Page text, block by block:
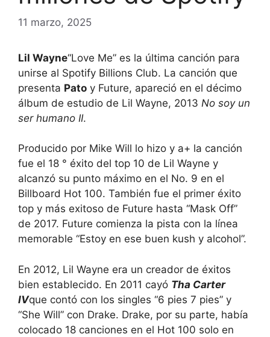
11 marzo, 2025
Lil Wayne“Love Me” es la última canción para
unirse al Spotify Billions Club. La canción que
presenta Pato y Future, apareció en el décimo
álbum de estudio de Lil Wayne, 2013 No soy un
ser humano II.
Producido por Mike Will lo hizo y a+ la canción
fue el 18 ° éxito del top 10 de Lil Wayne y
alcanzó su punto máximo en el No. 9 en el
Billboard Hot 100. También fue el primer éxito
top y más exitoso de Future hasta “Mask Off”
de 2017. Future comienza la pista con la línea
memorable “Estoy en ese buen kush y alcohol”.
En 2012, Lil Wayne era un creador de éxitos
bien establecido. En 2011 cayó Tha Carter
IVque contó con los singles “6 pies 7 pies” y
“She Will” con Drake. Drake, por su parte, había
colocado 18 canciones en el Hot 100 solo en